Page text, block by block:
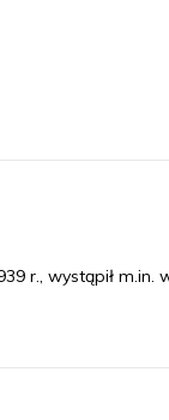
r., wystąpił m.in.